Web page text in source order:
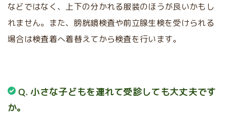
などではなく、上下の分かれる服装のほうが良いかもし
れません。また、膀胱鏡検査や前立腺生検を受けられる
場合は検査着へ着替えてから検査を行います。
Q. 小さな子どもを連れて受診しても大丈夫です
か。